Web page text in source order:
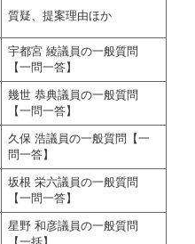
質疑、提案理由ほか
宇都宮 綾議員の一般質問
【一問一答】
幾世 恭典議員の一般質問
【一問一答】
久保 浩議員の一般質問【一
問一答】
坂根 栄六議員の一般質問
【一問一答】
星野 和彦議員の一般質問